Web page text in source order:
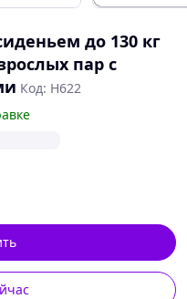
до 130 кг
пар с
Код: H622